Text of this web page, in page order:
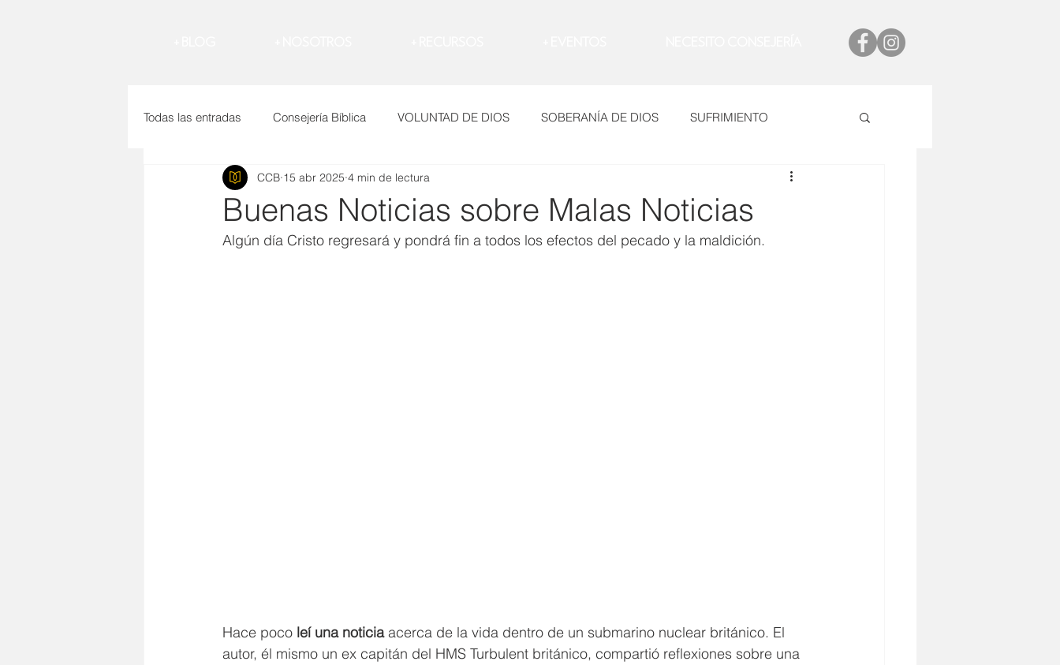
Todas las entradas Consejería Bíblica VOLUNTAD DE DIOS SOBERANÍA DE DIOS SUFRIMIENTO
Sabiduría Hijos Perdón Dolor
AMOR CRISTIANO SUICIDIO ARREPENTIMIENTO MANIPULACIÓN DEPRESIÓN Navidad
Buenas Noticias sobre Malas Noticias
CCB 15 abr 2025 4 min de lectura
Algún día Cristo regresará y pondrá fin a todos los efectos del pecado y la maldición.
Hace poco leí una noticia acerca de la vida dentro de un submarino nuclear británico. El
autor, él mismo un ex capitán del HMS Turbulent británico, compartió reflexiones sobre una